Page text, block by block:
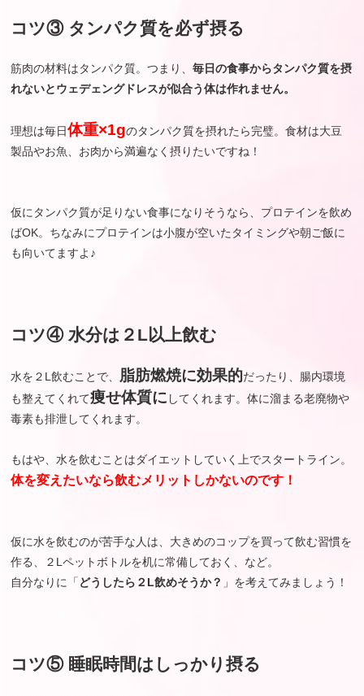
コツ③ タンパク質を必ず摂る
筋肉の材料はタンパク質。つまり、毎日の食事からタンパク質を摂
れないとウェデェングドレスが似合う体は作れません。
理想は毎日体重×1gのタンパク質を摂れたら完璧。食材は大豆
製品やお魚、お肉から満遍なく摂りたいですね！
仮にタンパク質が足りない食事になりそうなら、プロテインを飲め
ばOK。ちなみにプロテインは小腹が空いたタイミングや朝ご飯に
も向いてますよ♪
コツ④ 水分は２L以上飲む
水を２L飲むことで、 脂肪燃焼に効果的だったり、腸内環境
も整えてくれて痩せ体質に してくれます。体に溜まる老廃物や
毒素も排泄してくれます。
もはや、水を飲むことはダイエットしていく上でスタートライン。
体を変えたいなら飲むメリットしかないのです！
仮に水を飲むのが苦手な人は、大きめのコップを買って飲む習慣を
作る、２Lペットボトルを机に常備しておく、など。
自分なりに「 どうしたら２L飲めそうか？ 」を考えてみましょう！
コツ⑤ 睡眠時間はしっかり摂る